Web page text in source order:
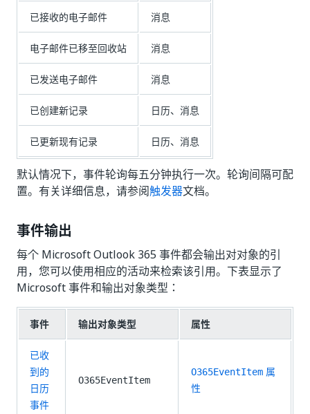
已接收的电子邮件 消息
电子邮件已移至回收站 消息
已发送电子邮件 消息
已创建新记录 日历、消息
已更新现有记录 日历、消息
默认情况下，事件轮询每五分钟执行一次。轮询间隔可配
置。有关详细信息，请参阅触发器文档。
事件输出
每个 Microsoft Outlook 365 事件都会输出对对象的引
用，您可以使用相应的活动来检索该引用。下表显示了
Microsoft 事件和输出对象类型：
事件 输出对象类型 属性
已收
到的
日历
事件
O365EventItem
O365EventItem 属
性